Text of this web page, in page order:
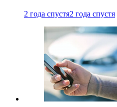
2 года спустя2 года спустя